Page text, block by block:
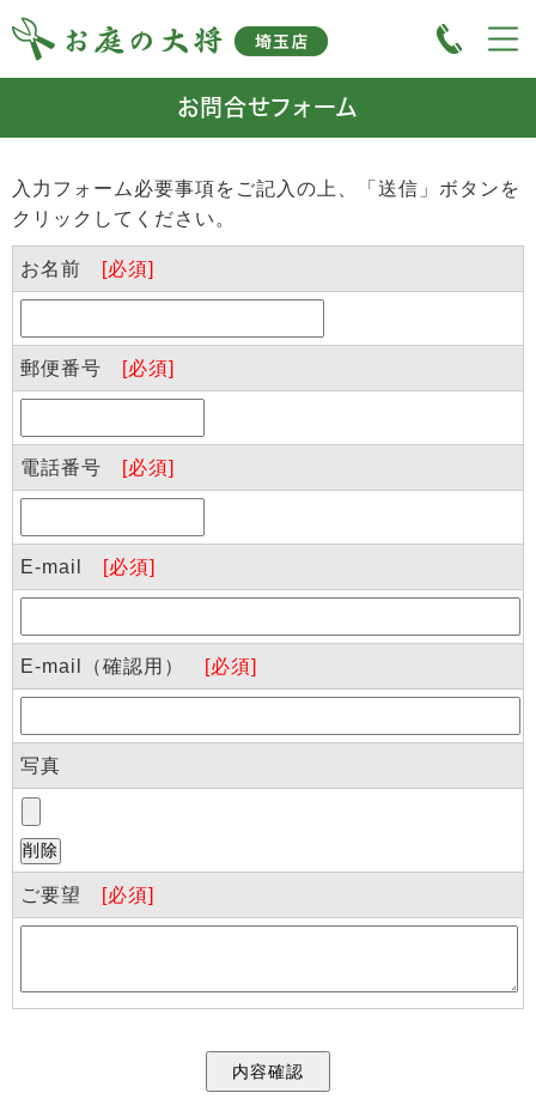
お問合せフォーム
入力フォーム必要事項をご記入の上、「送信」ボタンを
クリックしてください。
お名前 [必須]
郵便番号 [必須]
電話番号 [必須]
E-mail [必須]
E-mail（確認用） [必須]
写真
ご要望 [必須]